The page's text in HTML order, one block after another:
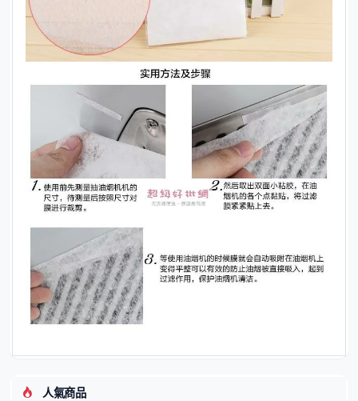
人氣商品